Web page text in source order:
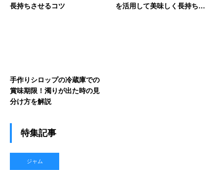
長持ちさせるコツ
を活用して美味しく長持ちさ
手作りシロップの冷蔵庫での
賞味期限！濁りが出た時の見
分け方を解説
特集記事
ジャム